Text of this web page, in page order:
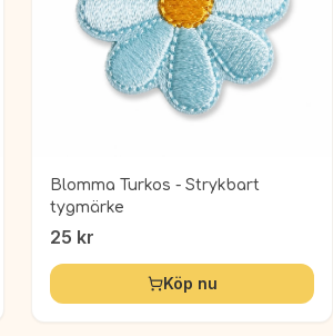
Blomma Turkos - Strykbart
tygmärke
25 kr
Köp nu